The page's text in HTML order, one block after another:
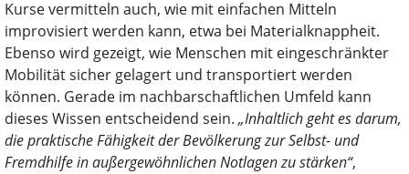
Kurse vermitteln auch, wie mit einfachen Mitteln
improvisiert werden kann, etwa bei Materialknappheit.
Ebenso wird gezeigt, wie Menschen mit eingeschränkter
Mobilität sicher gelagert und transportiert werden
können. Gerade im nachbarschaftlichen Umfeld kann
dieses Wissen entscheidend sein. „Inhaltlich geht es darum,
die praktische Fähigkeit der Bevölkerung zur Selbst- und
Fremdhilfe in außergewöhnlichen Notlagen zu stärken“,